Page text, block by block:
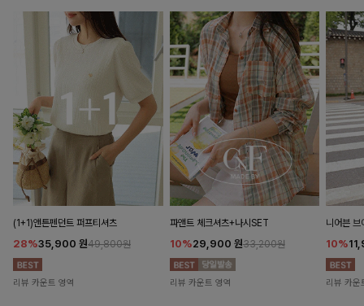
(1+1)앤튼펜던트 퍼프티셔츠
28%35,900 원49,800원
리뷰 카운트 영역
파앤트 체크셔츠+나시SET
10%29,900 원33,200원
리뷰 카운트 영역
니어븐 브
10%
리뷰 카운